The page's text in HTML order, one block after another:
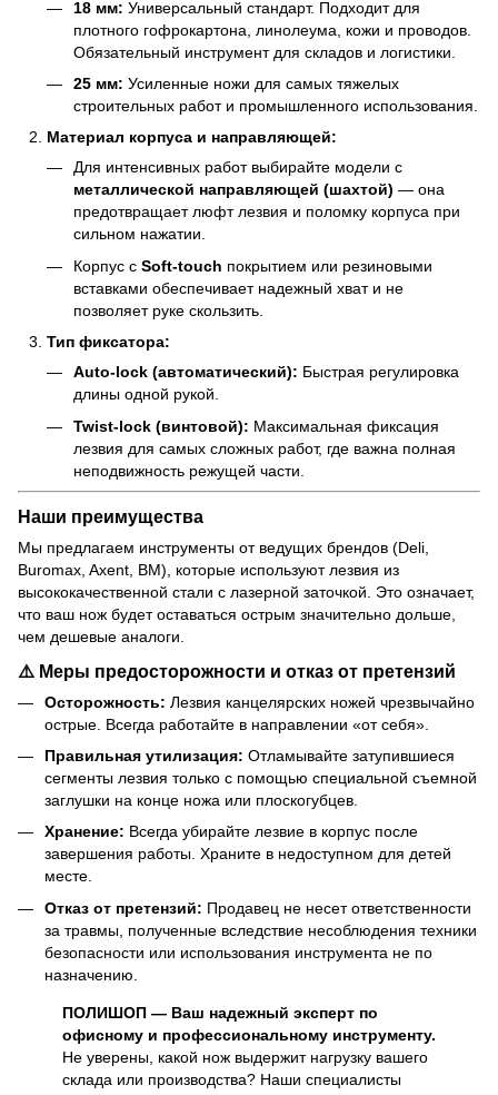
18 мм: Универсальный стандарт. Подходит для
плотного гофрокартона, линолеума, кожи и проводов.
Обязательный инструмент для складов и логистики.
25 мм: Усиленные ножи для самых тяжелых
строительных работ и промышленного использования.
Материал корпуса и направляющей:
Для интенсивных работ выбирайте модели с
металлической направляющей (шахтой) — она
предотвращает люфт лезвия и поломку корпуса при
сильном нажатии.
Корпус с Soft-touch покрытием или резиновыми
вставками обеспечивает надежный хват и не
позволяет руке скользить.
Тип фиксатора:
Auto-lock (автоматический): Быстрая регулировка
длины одной рукой.
Twist-lock (винтовой): Максимальная фиксация
лезвия для самых сложных работ, где важна полная
неподвижность режущей части.
Наши преимущества
Мы предлагаем инструменты от ведущих брендов (Deli,
Buromax, Axent, BM), которые используют лезвия из
высококачественной стали с лазерной заточкой. Это означает,
что ваш нож будет оставаться острым значительно дольше,
чем дешевые аналоги.
⚠️ Меры предосторожности и отказ от претензий
Осторожность: Лезвия канцелярских ножей чрезвычайно
острые. Всегда работайте в направлении «от себя».
Правильная утилизация: Отламывайте затупившиеся
сегменты лезвия только с помощью специальной съемной
заглушки на конце ножа или плоскогубцев.
Хранение: Всегда убирайте лезвие в корпус после
завершения работы. Храните в недоступном для детей
месте.
Отказ от претензий: Продавец не несет ответственности
за травмы, полученные вследствие несоблюдения техники
безопасности или использования инструмента не по
назначению.
ПОЛИШОП — Ваш надежный эксперт по
офисному и профессиональному инструменту.
Не уверены, какой нож выдержит нагрузку вашего
склада или производства? Наши специалисты